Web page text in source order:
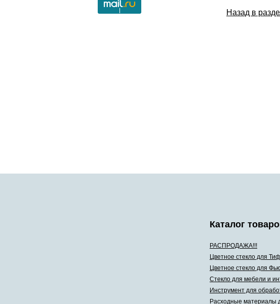
Назад в
Каталог
РАСПРОДАЖА!!!
Цветное стекло для
Цветное стекло для
Стекло для мебели и
Инструмент для
Расходные материалы